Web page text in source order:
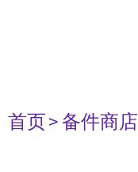
首页> 备件商店